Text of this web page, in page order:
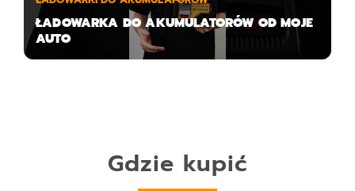
ŁADOWARKA DO AKUMULATORÓW OD MOJE
AUTO
Gdzie kupić